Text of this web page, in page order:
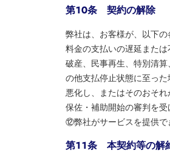
第１０条 契約の解除
弊社は、お客様が、以下
料金の支払いの遅延また
破産、民事再生、特別清
の他支払停止状態に至っ
悪化し、またはそのおそ
保佐・補助開始の審判を
⑫弊社がサービスを提供で
第１１条 本契約等の解